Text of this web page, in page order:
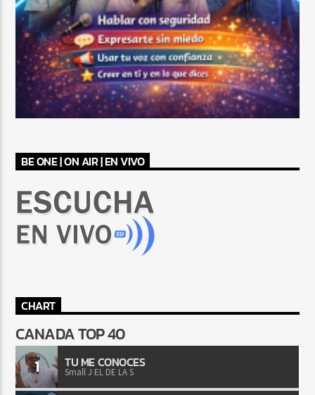
BE ONE | ON AIR | EN VIVO
CHART
CANADA TOP 40
1 TU ME CONOCES
Small J EL DE LA S